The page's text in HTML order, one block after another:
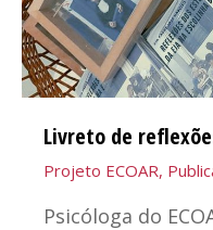
Livreto de
Projeto ECOAR,
Psicóloga do